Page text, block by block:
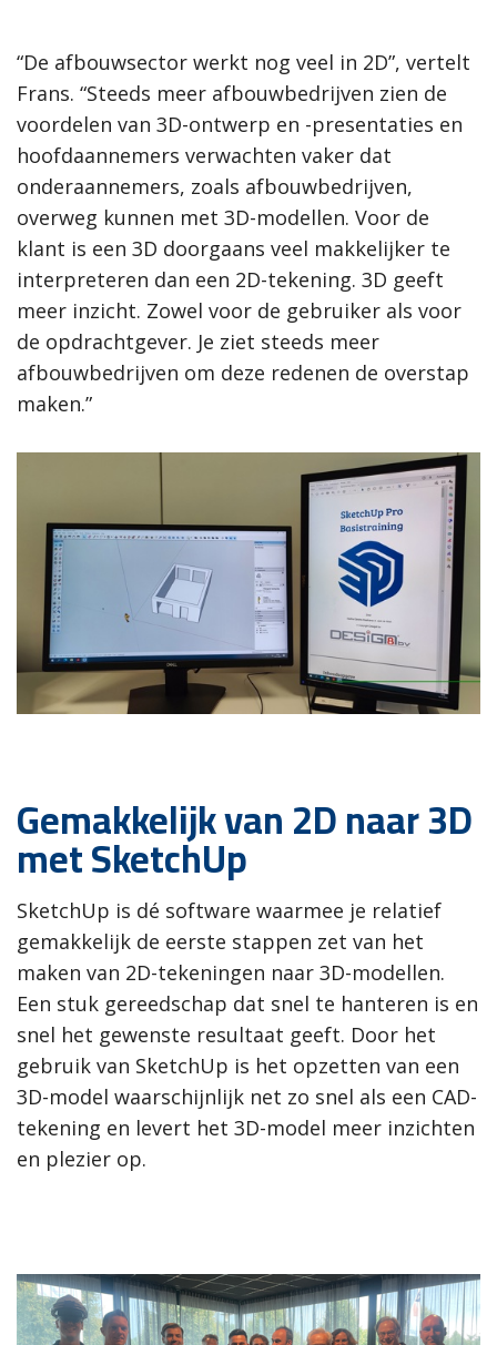
“De afbouwsector werkt nog veel in 2D”, vertelt
Frans. “Steeds meer afbouwbedrijven zien de
voordelen van 3D-ontwerp en -presentaties en
hoofdaannemers verwachten vaker dat
onderaannemers, zoals afbouwbedrijven,
overweg kunnen met 3D-modellen. Voor de
klant is een 3D doorgaans veel makkelijker te
interpreteren dan een 2D-tekening. 3D geeft
meer inzicht. Zowel voor de gebruiker als voor
de opdrachtgever. Je ziet steeds meer
afbouwbedrijven om deze redenen de overstap
maken.”
Gemakkelijk van 2D naar 3D
met SketchUp
SketchUp is dé software waarmee je relatief
gemakkelijk de eerste stappen zet van het
maken van 2D-tekeningen naar 3D-modellen.
Een stuk gereedschap dat snel te hanteren is en
snel het gewenste resultaat geeft. Door het
gebruik van SketchUp is het opzetten van een
3D-model waarschijnlijk net zo snel als een CAD-
tekening en levert het 3D-model meer inzichten
en plezier op.